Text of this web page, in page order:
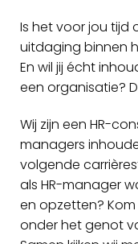
Is het voor jou tijd
uitdaging binnen
En wil jij écht
een organisatie?
Wij zijn een HR-
managers
volgende
als HR-manager
en opzetten?
onder het genot